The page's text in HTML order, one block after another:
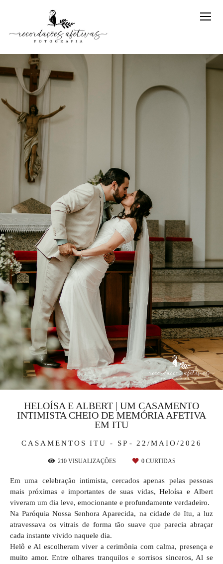
CASAMENTOS ITU - SP 22/MAIO/2026
HELOÍSA E ALBERT | UM CASAMENTO
INTIMISTA CHEIO DE MEMÓRIA AFETIVA
EM ITU
210VISUALIZAÇÕES 0CURTIDAS
Em uma celebração intimista, cercados apenas pelas pessoas
mais próximas e importantes de suas vidas, Heloísa e Albert
viveram um dia leve, emocionante e profundamente verdadeiro.
Na Paróquia Nossa Senhora Aparecida, na cidade de Itu, a luz
atravessava os vitrais de forma tão suave que parecia abraçar
cada instante vivido naquele dia.
Helô e Al escolheram viver a cerimônia com calma, presença e
muito amor. Entre olhares tranquilos e sorrisos sinceros, Al se